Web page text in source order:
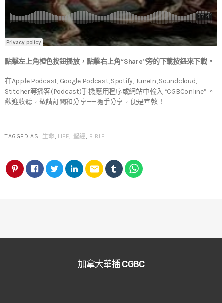
點擊左上角橙色按鈕播放，點擊右上角“Share”旁的下載按鈕來下載。
在Apple Podcast, Google Podcast, Spotify, TuneIn, Soundcloud,
Stitcher等播客(Podcast)手機應用程序或網站中輸入 “CGBConline” 。
歡迎收聽，敬請訂閱和分享——隨手分享，便是宣教！
TAGGED AS: 生命, LIFE, 聖經, BIBLE.
email
加拿大華播 CGBC